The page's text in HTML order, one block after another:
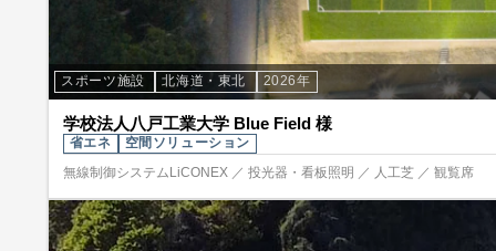
スポーツ施設 北海道・東北 2026年
学校法人八戸工業大学 Blue Field 様
省エネ
空間ソリューション
無線制御システムLiCONEX ／ 投光器・看板照明 ／ 人工芝 ／ 観覧席